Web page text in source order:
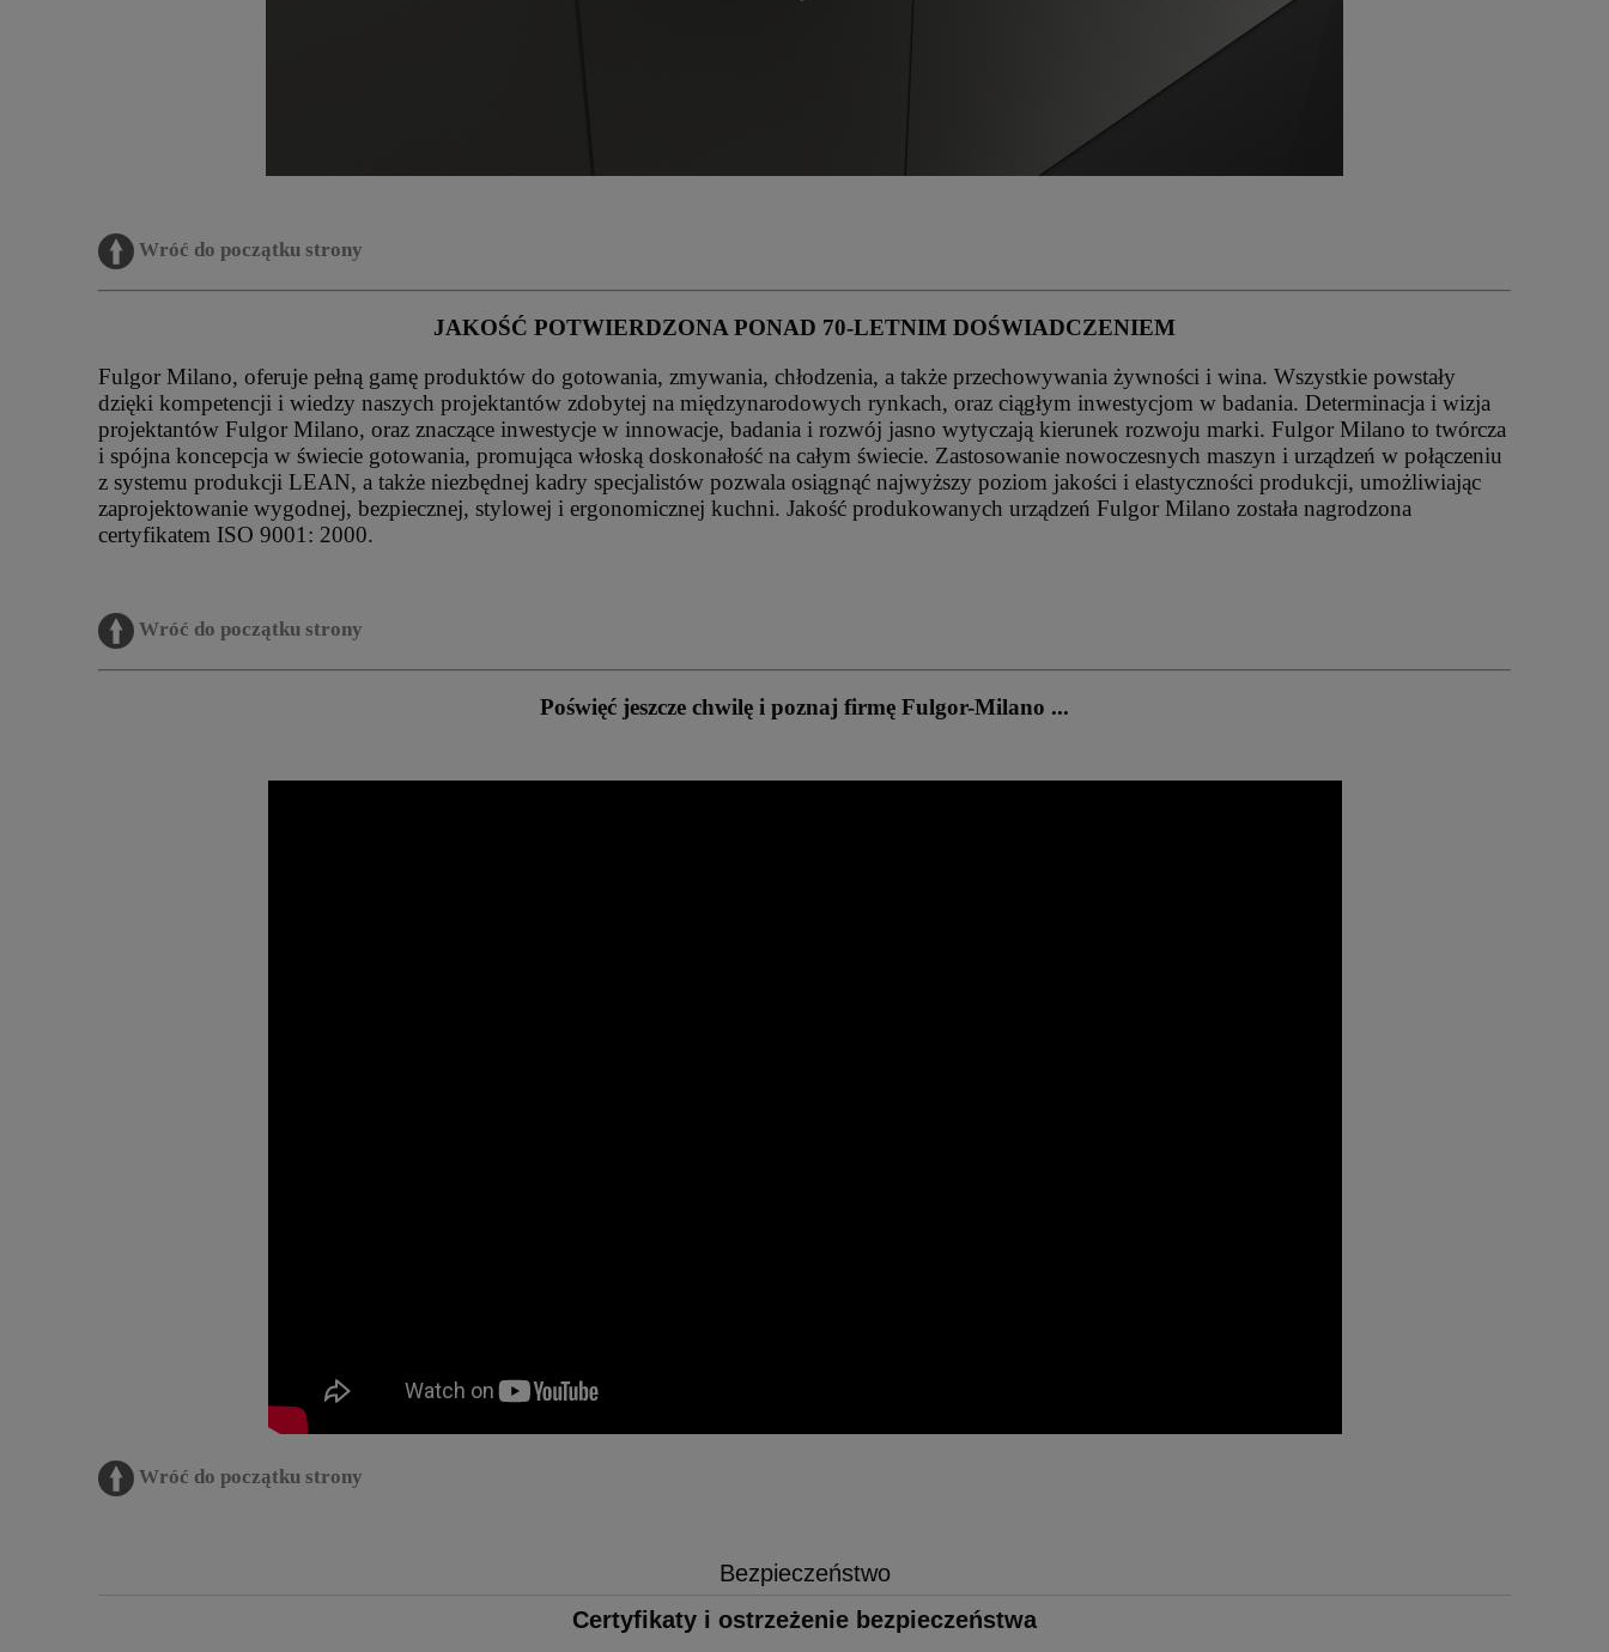
Wróć do początku strony
JAKOŚĆ POTWIERDZONA PONAD 70-LETNIM DOŚWIADCZENIEM
Fulgor Milano, oferuje pełną gamę produktów do gotowania, zmywania, chłodzenia, a także przechowywania żywności i wina. Wszystkie powstały
dzięki kompetencji i wiedzy naszych projektantów zdobytej na międzynarodowych rynkach, oraz ciągłym inwestycjom w badania. Determinacja i wizja
projektantów Fulgor Milano, oraz znaczące inwestycje w innowacje, badania i rozwój jasno wytyczają kierunek rozwoju marki. Fulgor Milano to twórcza
i spójna koncepcja w świecie gotowania, promująca włoską doskonałość na całym świecie. Zastosowanie nowoczesnych maszyn i urządzeń w połączeniu
z systemu produkcji LEAN, a także niezbędnej kadry specjalistów pozwala osiągnąć najwyższy poziom jakości i elastyczności produkcji, umożliwiając
zaprojektowanie wygodnej, bezpiecznej, stylowej i ergonomicznej kuchni. Jakość produkowanych urządzeń Fulgor Milano została nagrodzona
certyfikatem ISO 9001: 2000.
Wróć do początku strony
Poświęć jeszcze chwilę i poznaj firmę Fulgor-Milano ...
Wróć do początku strony
Bezpieczeństwo
Certyfikaty i ostrzeżenie bezpieczeństwa